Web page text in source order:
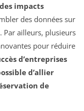
impacts
des données sur
Par ailleurs, plusieurs
pour réduire
d’entreprises
d’allier
de